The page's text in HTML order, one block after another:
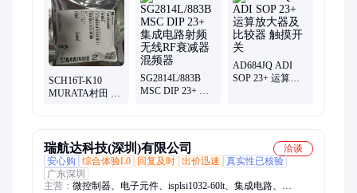
0402b222k500nt、06035c332jat2a、0603x225k160nt、
0402b103k500nt、0603b103j500nt、0805b221k500nt、
04022r102k500ba、0402cg102j500nt、0402cg4r7c500nt、
l9637d013trst19sop
SCH16T-K10
MURATA村田 集
SG2814L/883B
MSC DIP 23+ 集
AD684JQ ADI
SOP 23+ 运算放
瑞航达科技(深圳)有限公司
洽谈
安心购
综合体验L0 回复及时 出价迅速
真实性已核验
广东深圳
主营： 微控制器、电子元件、isplsi1032-60lt、集成电路、